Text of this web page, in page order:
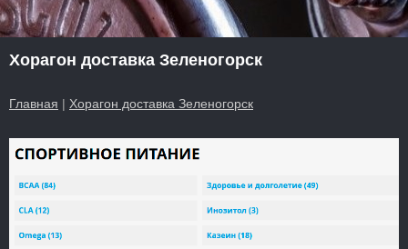
Хорагон доставка Зеленогорск
Главная | Хорагон доставка Зеленогорск